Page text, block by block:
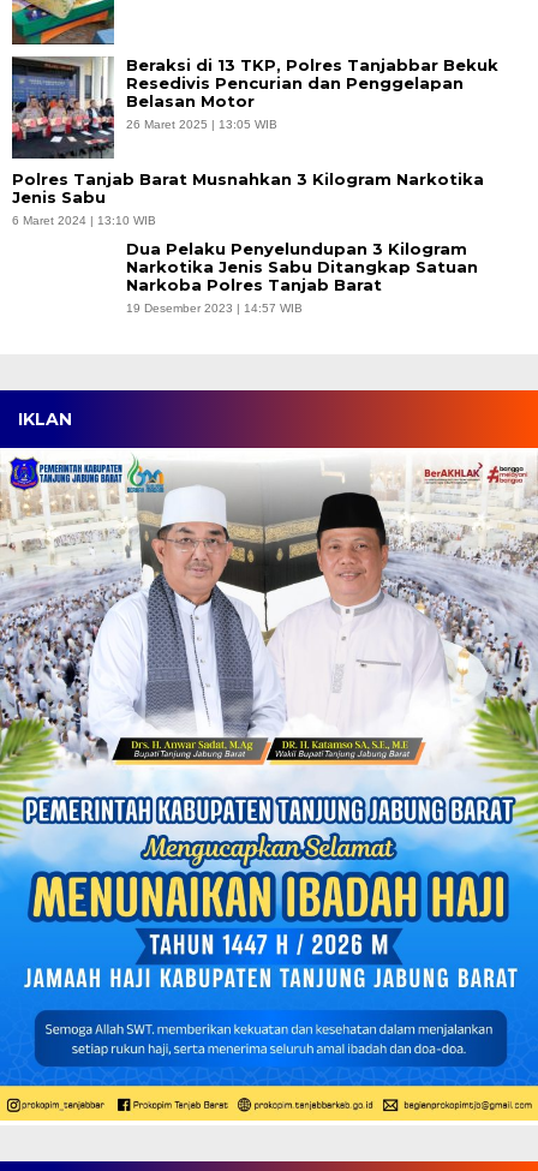
Beraksi di 13 TKP, Polres Tanjabbar Bekuk
Resedivis Pencurian dan Penggelapan
Belasan Motor
26 Maret 2025 | 13:05 WIB
Polres Tanjab Barat Musnahkan 3 Kilogram Narkotika
Jenis Sabu
6 Maret 2024 | 13:10 WIB
Dua Pelaku Penyelundupan 3 Kilogram
Narkotika Jenis Sabu Ditangkap Satuan
Narkoba Polres Tanjab Barat
19 Desember 2023 | 14:57 WIB
IKLAN